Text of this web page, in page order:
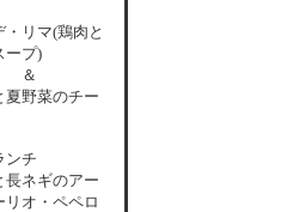
リマ(鶏肉と
ープ)
野菜のチー
ンチ
ネギのアー
リオ・ペペロ